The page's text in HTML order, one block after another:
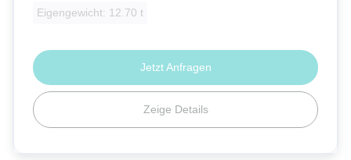
Eigengewicht: 12.70 t
Zeige Details
Jetzt Anfragen